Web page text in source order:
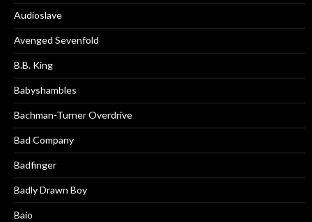
Audioslave
Avenged Sevenfold
B.B. King
Babyshambles
Bachman-Turner Overdrive
Bad Company
Badfinger
Badly Drawn Boy
Baio